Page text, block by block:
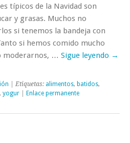
típicos de la Navidad son
y grasas. Muchos no
si tenemos la bandeja con
si hemos comido mucho
moderarnos, … Sigue leyendo →
| Etiquetas: alimentos, batidos,
, yogur Enlace permanente